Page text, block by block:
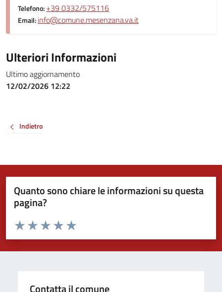
Telefono:+39 0332/575116
Email:info@comune.mesenzana.va.it
Ulteriori Informazioni
Ultimo aggiornamento
12/02/2026 12:22
Indietro
Quanto sono chiare le informazioni su questa
pagina?
Valuta da 1 a 5 stelle la pagina
Valuta 5 stelle su 5
Valuta 4 stelle su 5
Valuta 3 stelle su 5
Valuta 2 stelle su 5
Valuta 1 stelle su 5
Contatta il comune